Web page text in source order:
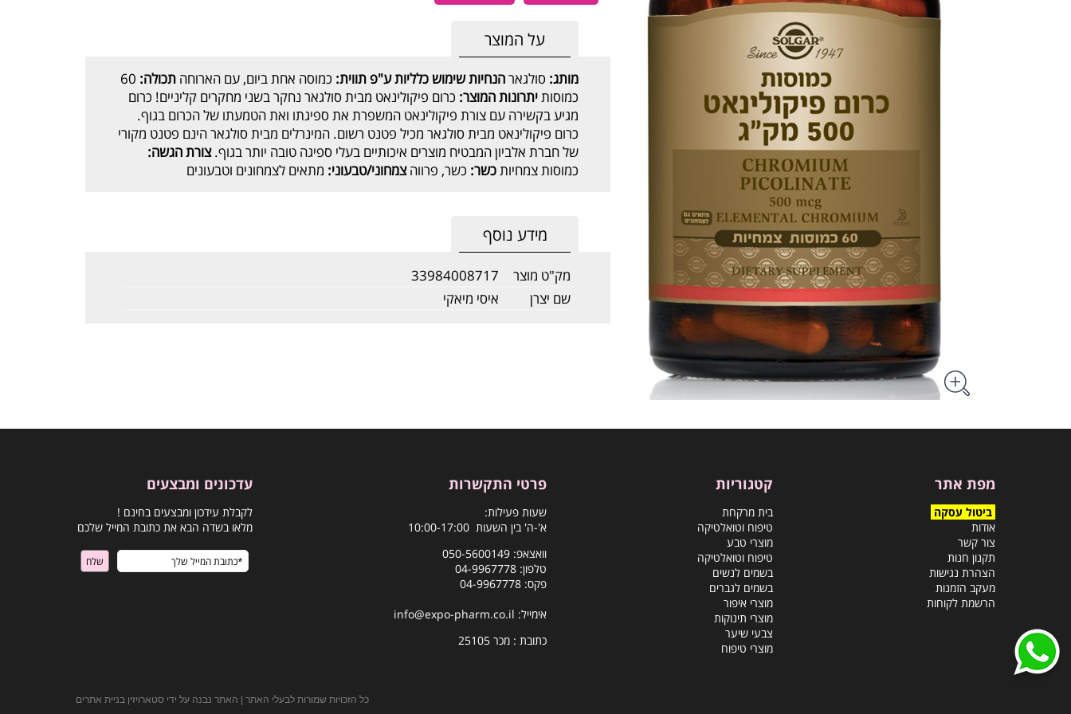
על המוצר
מותג: סולגארהנחיות שימוש כלליות ע"פ תווית: כמוסה אחת ביום, עם הארוחה תכולה: 60
כמוסותיתרונות המוצר: כרום פיקולינאט מבית סולגאר נחקר בשני מחקרים קליניים! כרום
מגיע בקשירה עם צורת פיקולינאט המשפרת את ספיגתו ואת הטמעתו של הכרום בגוף.
כרום פיקולינאט מבית סולגאר מכיל פטנט רשום. המינרלים מבית סולגאר הינם פטנט מקורי
של חברת אלביון המבטיח מוצרים איכותיים בעלי ספיגה טובה יותר בגוף.צורת הגשה:
כמוסות צמחיותכשר: כשר, פרווהצמחוני/טבעוני: מתאים לצמחונים וטבעונים
מידע נוסף
מק"ט מוצר
33984008717
שם יצרן
איסי מיאקי
מפת אתר
ביטול עסקה
אודות
צור קשר
תקנון חנות
הצהרת נגישות
מעקב הזמנות
הרשמת לקוחות
קטגוריות
בית מרקחת
טיפוח וטואלטיקה
מוצרי טבע
טיפוח וטואלטיקה
בשמים לנשים
בשמים לגברים
מוצרי איפור
מוצרי תינוקות
צבעי שיער
מוצרי טיפוח
פרטי התקשרות
שעות פעילות:
א'-ה' בין השעות 10:00-17:00
וואצאפ: 050-5600149
טלפון: 04-9967778
פקס: 04-9967778
אימייל: info@expo-pharm.co.il
כתובת : מכר 25105
עדכונים ומבצעים
לקבלת עידכון ומבצעים בחינם !
מלאו בשדה הבא את כתובת המייל שלכם
כל הזכויות שמורות לבעלי האתר | האתר נבנה על ידי סטארויזין בניית אתרים